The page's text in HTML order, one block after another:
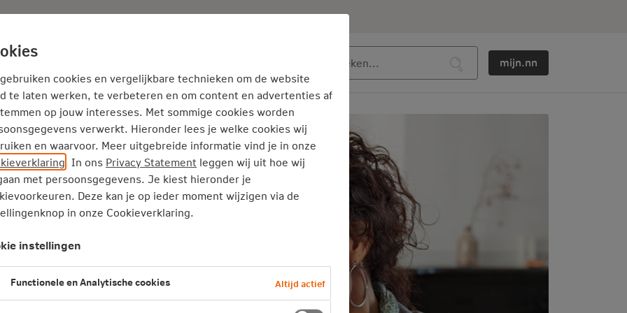
Adviseur Nieuws
Service en Contact mijn.nn
cookies en vergelijkbare technieken om de website
te laten werken, te verbeteren en om content en advertenties af
op jouw interesses. Met sommige cookies worden
verwerkt. Hieronder lees je welke cookies wij
en waarvoor. Meer uitgebreide informatie vind je in onze
. In ons Privacy Statement leggen wij uit hoe wij
met persoonsgegevens. Je kiest hieronder je
Deze kan je op ieder moment wijzigen via de
in onze Cookieverklaring.
instellingen
Functionele en Analytische cookies Altijd actief